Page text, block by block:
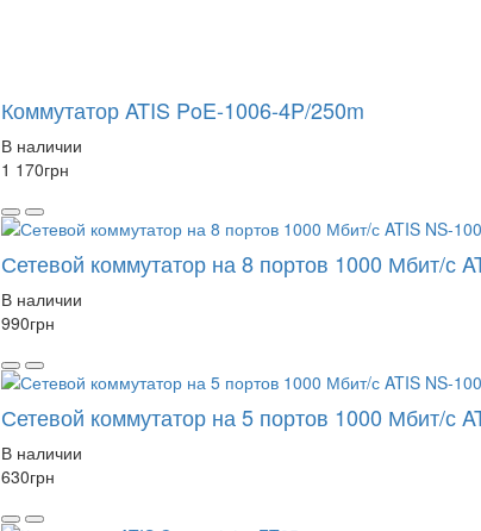
Коммутатор ATIS PoE-1006-4P/250m
В наличии
1 170грн
Сетевой коммутатор на 8 портов 1000 Мбит/с
В наличии
990грн
Сетевой коммутатор на 5 портов 1000 Мбит/с
В наличии
630грн